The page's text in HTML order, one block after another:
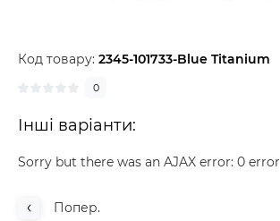
Код товару: 2345-101733-Blue Titanium
0
Інші варіанти:
Sorry but there was an AJAX error: 0 error
Попер.